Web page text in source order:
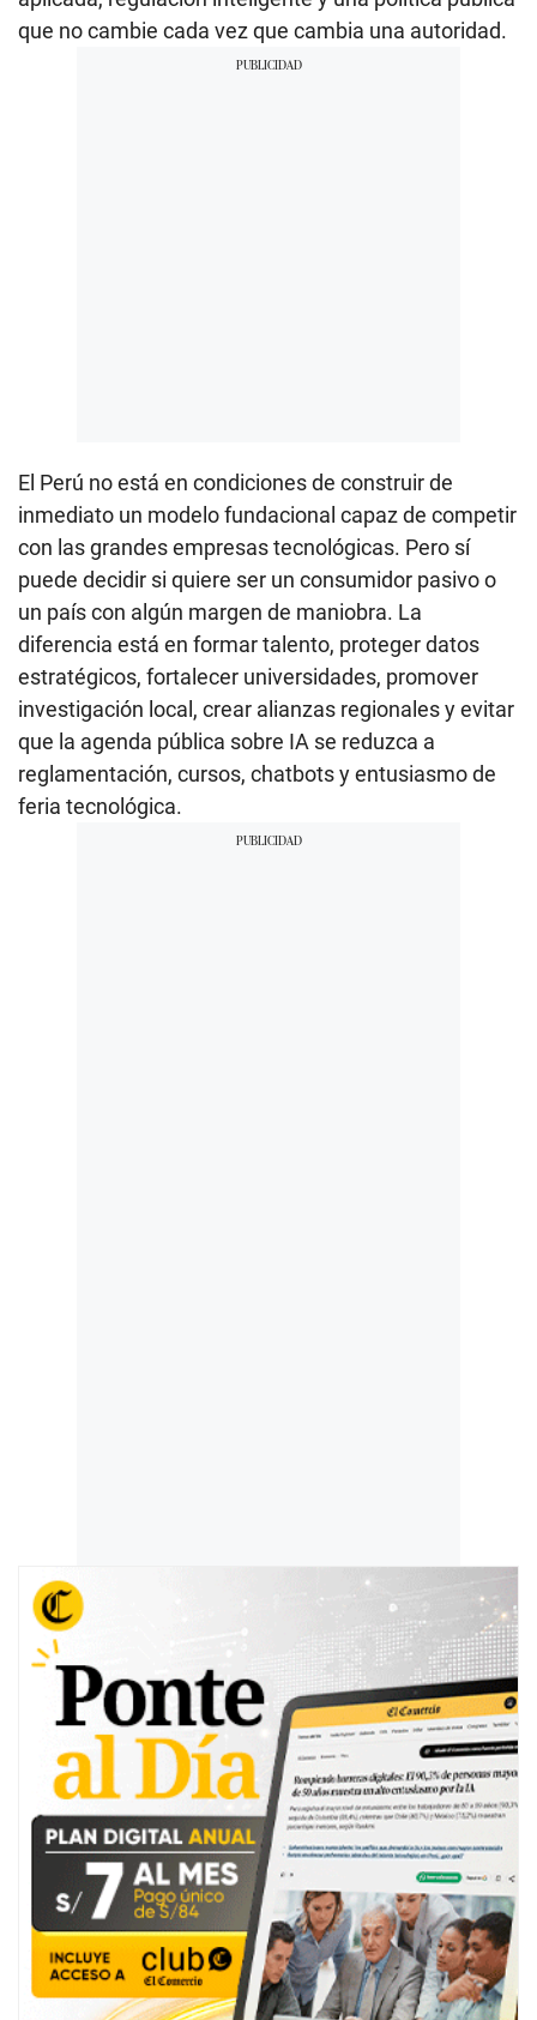
que no cambie cada vez que cambia una autoridad.
El Perú no está en condiciones de construir de
inmediato un modelo fundacional capaz de competir
con las grandes empresas tecnológicas. Pero sí
puede decidir si quiere ser un consumidor pasivo o
un país con algún margen de maniobra. La
diferencia está en formar talento, proteger datos
estratégicos, fortalecer universidades, promover
investigación local, crear alianzas regionales y evitar
que la agenda pública sobre IA se reduzca a
reglamentación, cursos, chatbots y entusiasmo de
feria tecnológica.